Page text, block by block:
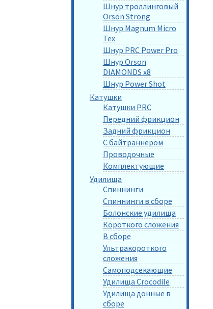
Шнур троллинговый
Orson Strong
Шнур Magnum Micro
Tex
Шнур PRC Power Pro
Шнур Orson
DIAMONDS x8
Шнур Power Shot
Катушки
Катушки PRC
Передний фрикцион
Задний фрикцион
С байтраннером
Проводочные
Комплектующие
Удилища
Спиннинги
Спиннинги в сборе
Болонские удилища
Короткого сложения
В сборе
Ультракороткого
сложения
Самоподсекающие
Удилища Crocodile
Удилища донные в
сборе